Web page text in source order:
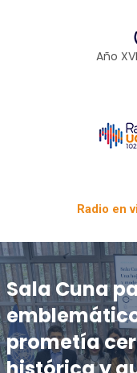
Año
Radio en
Sala Cuna
prometía